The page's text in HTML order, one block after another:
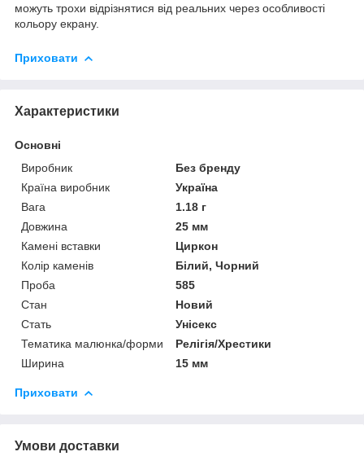
можуть трохи відрізнятися від реальних через особливості
кольору екрану.
Приховати
Характеристики
Основні
Виробник
Без бренду
Країна виробник
Україна
Вага
1.18 г
Довжина
25 мм
Камені вставки
Циркон
Колір каменів
Білий, Чорний
Проба
585
Стан
Новий
Стать
Унісекс
Тематика малюнка/форми
Релігія/Хрестики
Ширина
15 мм
Приховати
Умови доставки